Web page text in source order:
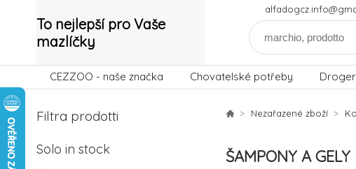
To nejlepší pro Vaše
mazlíčky
CEZZOO - naše značka Chovatelské potřeby
Filtra prodotti
Solo in stock
Nezařazené zboží
ŠAMPONY A GELY